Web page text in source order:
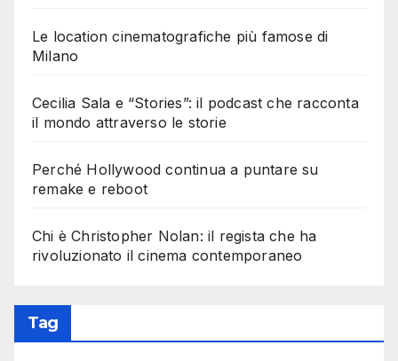
Le location cinematografiche più famose di
Milano
Cecilia Sala e “Stories”: il podcast che racconta
il mondo attraverso le storie
Perché Hollywood continua a puntare su
remake e reboot
Chi è Christopher Nolan: il regista che ha
rivoluzionato il cinema contemporaneo
Tag